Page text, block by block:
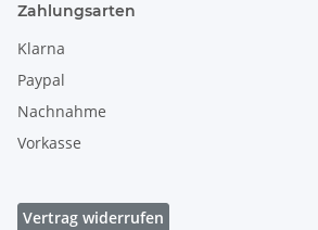
Zahlungsarten
Klarna
Paypal
Nachnahme
Vorkasse
Vertrag widerrufen